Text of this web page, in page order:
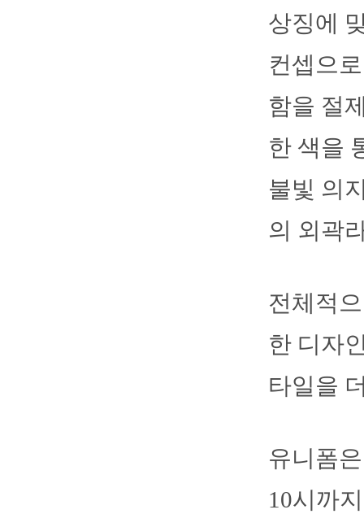
상징에
컨셉으
함을 절
한 색을
불빛 의
의 외곽
전체적
한 디자
타일을
유니폼
10시까